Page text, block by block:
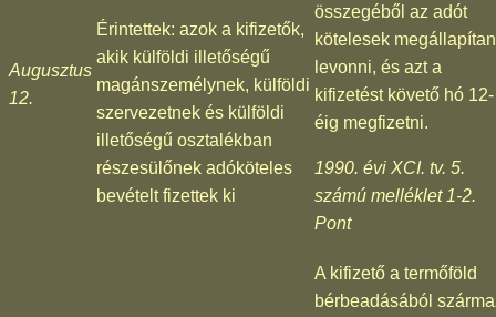
Augusztus
12.
Érintettek: azok a kifizetők,
akik külföldi illetőségű
magánszemélynek, külföldi
szervezetnek és külföldi
illetőségű osztalékban
részesülőnek adóköteles
bevételt fizettek ki
összegéből az adót
kötelesek
levonni, és azt a
kifizetést követő hó 12-
éig megfizetni.
1990. évi XCI. tv. 5.
számú melléklet 1-2.
Pont
A kifizető a termőföld
bérbeadásából